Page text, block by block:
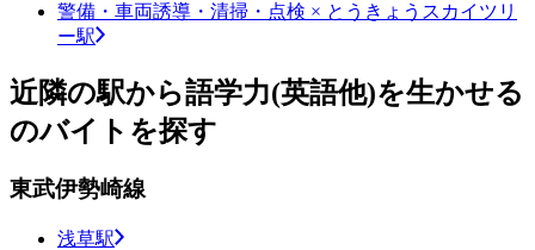
警備・車両誘導・清掃・点検 × とうきょうスカイツリ
ー駅
近隣の駅から語学力(英語他)を生かせる
のバイトを探す
東武伊勢崎線
浅草駅